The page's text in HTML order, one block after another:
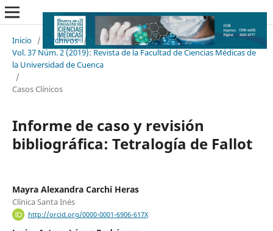
Inicio / Archivos /
Vol. 37 Núm. 2 (2019): Revista de la Facultad de Ciencias Médicas de
la Universidad de Cuenca
/
Casos Clínicos
Informe de caso y revisión
bibliográfica: Tetralogía de Fallot
Mayra Alexandra Carchi Heras
Clínica Santa Inés
http://orcid.org/0000-0001-6906-617X